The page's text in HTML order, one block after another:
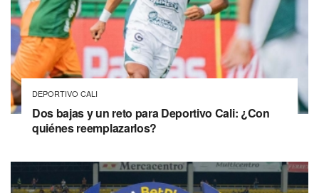
DEPORTIVO CALI
Dos bajas y un reto para Deportivo Cali: ¿Con
quiénes reemplazarlos?